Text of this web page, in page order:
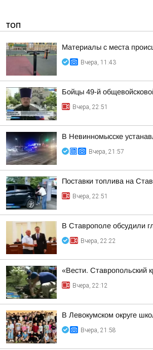
ТОП
Материалы с места
Вчера, 11:43
Бойцы 49-й
Вчера, 22:51
В Невинномысске
Вчера, 21:57
Поставки топлива на
Вчера, 22:51
В Ставрополе обсудили
Вчера, 22:22
«Вести. Ставропольский
Вчера, 22:12
В Левокумском округе
Вчера, 21:58